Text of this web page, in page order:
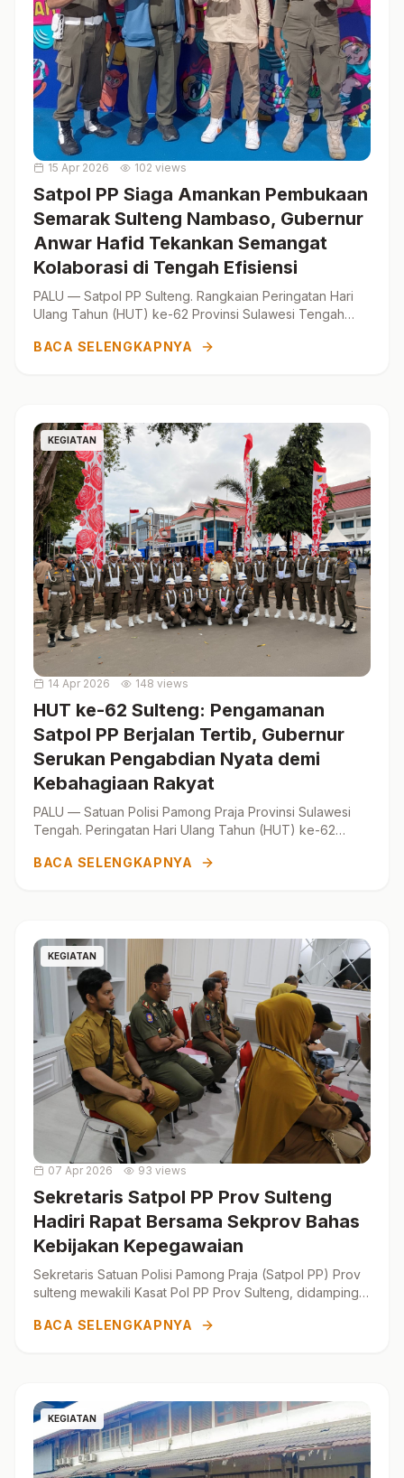
15 Apr 2026 102 views
Satpol PP Siaga Amankan Pembukaan
Semarak Sulteng Nambaso, Gubernur
Anwar Hafid Tekankan Semangat
Kolaborasi di Tengah Efisiensi
PALU — Satpol PP Sulteng. Rangkaian Peringatan Hari
Ulang Tahun (HUT) ke-62 Provinsi Sulawesi Tengah
Nambaso�...
BACA SELENGKAPNYA
KEGIATAN
14 Apr 2026 148 views
HUT ke-62 Sulteng: Pengamanan
Satpol PP Berjalan Tertib, Gubernur
Serukan Pengabdian Nyata demi
Kebahagiaan Rakyat
PALU — Satuan Polisi Pamong Praja Provinsi Sulawesi
Tengah. Peringatan Hari Ulang Tahun (HUT) ke-62
Kantor...
BACA SELENGKAPNYA
KEGIATAN
07 Apr 2026 93 views
Sekretaris Satpol PP Prov Sulteng
Hadiri Rapat Bersama Sekprov Bahas
Kebijakan Kepegawaian
Sekretaris Satuan Polisi Pamong Praja (Satpol PP) Prov
sulteng mewakili Kasat Pol PP Prov Sulteng, didampingi
BACA SELENGKAPNYA
KEGIATAN